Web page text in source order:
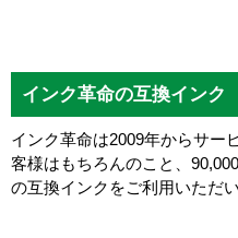
インク革命の互換インク
インク革命は2009年からサー
客様はもちろんのこと、
の互換インクをご利用いただ